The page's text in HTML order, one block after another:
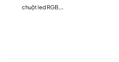
chuột led RGB,…